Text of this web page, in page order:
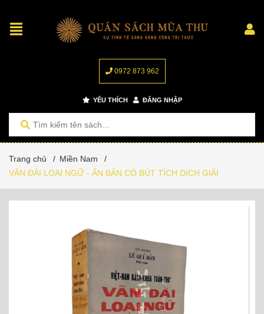
0972 873 962
YÊU THÍCH ĐĂNG NHẬP
Trang chủ / Miền Nam
/
VÂN ĐÀI LOẠI NGỮ - ẤN BẢN CÓ BÚT TÍCH DỊCH GIẢI